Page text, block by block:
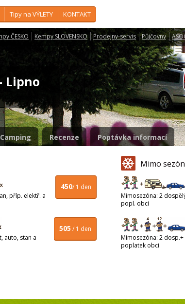
Tipy na VÝLETY KONTAKT
ČESKO Kempy SLOVENSKO Prodejny-servis Půjčovny
Lipno
Camping Recenze Poptávka informací
450/ 1 den
příp. elektř. a
505 / 1 den
auto, stan a
Mimo
Mimosezóna: 2
popl. obci
Mimosezóna: 2
poplatek obci